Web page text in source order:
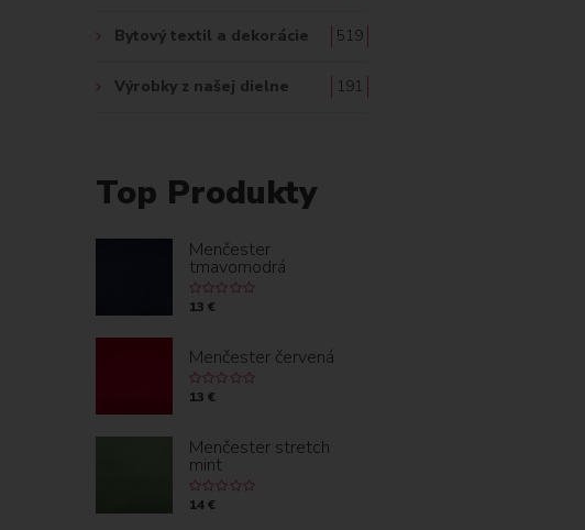
Bytový textil a dekorácie 519
Výrobky z našej dielne 191
Top Produkty
Menčester
tmavomodrá
13 €
Menčester červená
13 €
Menčester stretch
mint
14 €